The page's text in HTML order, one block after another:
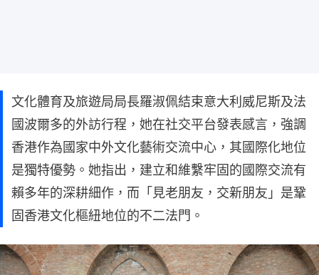
文化體育及旅遊局局長羅淑佩結束意大利威尼斯及法
國波爾多的外訪行程，她在社交平台發表感言，強調
香港作為國家中外文化藝術交流中心，其國際化地位
是獨特優勢。她指出，建立和維繫牢固的國際交流有
賴多年的深耕細作，而「見老朋友，交新朋友」是鞏
固香港文化樞紐地位的不二法門。